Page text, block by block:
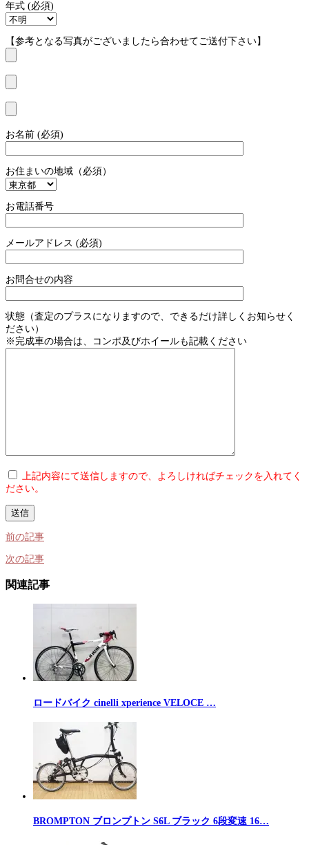
年式 (必須)
【参考となる写真がございましたら合わせてご送付下さい】
お名前 (必須)
お住まいの地域（必須）
お電話番号
メールアドレス (必須)
お問合せの内容
状態（査定のプラスになりますので、できるだけ詳しくお知らせく
ださい）
※完成車の場合は、コンポ及びホイールも記載ください
上記内容にて送信しますので、よろしければチェックを入れてく
ださい。
前の記事
次の記事
関連記事
ロードバイク cinelli xperience VELOCE …
BROMPTON ブロンプトン S6L ブラック 6段変速 16…